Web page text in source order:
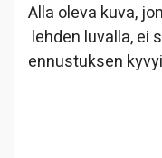
Alla oleva kuva,
lehden luvalla, ei
ennustuksen